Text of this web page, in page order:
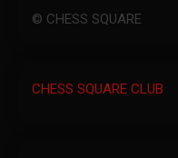
© CHESS SQUARE
CHESS SQUARE CLUB